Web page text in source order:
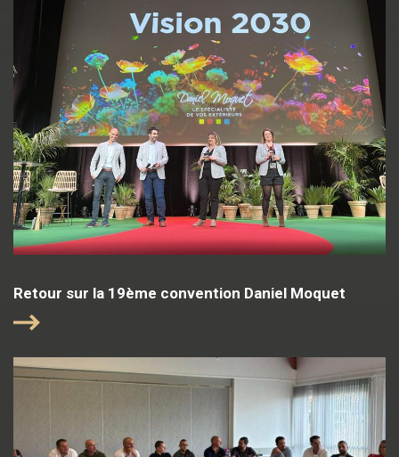
Retour sur la 19ème convention Daniel Moquet